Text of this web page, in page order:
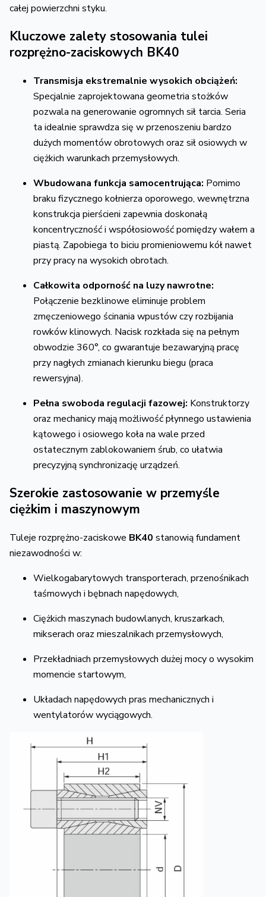
całej powierzchni styku.
Kluczowe zalety stosowania tulei
rozprężno-zaciskowych BK40
Transmisja ekstremalnie wysokich obciążeń:
Specjalnie zaprojektowana geometria stożków
pozwala na generowanie ogromnych sił tarcia. Seria
ta idealnie sprawdza się w przenoszeniu bardzo
dużych momentów obrotowych oraz sił osiowych w
ciężkich warunkach przemysłowych.
Wbudowana funkcja samocentrująca: Pomimo
braku fizycznego kołnierza oporowego, wewnętrzna
konstrukcja pierścieni zapewnia doskonałą
koncentryczność i współosiowość pomiędzy wałem a
piastą. Zapobiega to biciu promieniowemu kół nawet
przy pracy na wysokich obrotach.
Całkowita odporność na luzy nawrotne:
Połączenie bezklinowe eliminuje problem
zmęczeniowego ścinania wpustów czy rozbijania
rowków klinowych. Nacisk rozkłada się na pełnym
obwodzie 360°, co gwarantuje bezawaryjną pracę
przy nagłych zmianach kierunku biegu (praca
rewersyjna).
Pełna swoboda regulacji fazowej: Konstruktorzy
oraz mechanicy mają możliwość płynnego ustawienia
kątowego i osiowego koła na wale przed
ostatecznym zablokowaniem śrub, co ułatwia
precyzyjną synchronizację urządzeń.
Szerokie zastosowanie w przemyśle
ciężkim i maszynowym
Tuleje rozprężno-zaciskowe BK40 stanowią fundament
niezawodności w:
Wielkogabarytowych transporterach, przenośnikach
taśmowych i bębnach napędowych,
Ciężkich maszynach budowlanych, kruszarkach,
mikserach oraz mieszalnikach przemysłowych,
Przekładniach przemysłowych dużej mocy o wysokim
momencie startowym,
Układach napędowych pras mechanicznych i
wentylatorów wyciągowych.